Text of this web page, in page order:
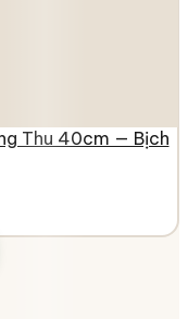
Thu 40cm — Bịch